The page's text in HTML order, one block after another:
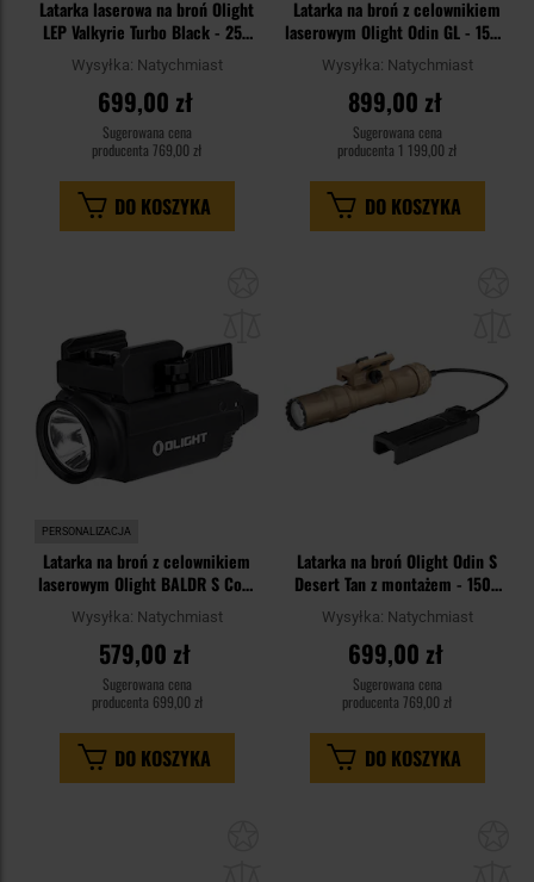
Latarka laserowa na broń Olight
LEP Valkyrie Turbo Black - 250
lumenów
Wysyłka: Natychmiast
699,00 zł
Sugerowana cena
producenta 769,00 zł
DO KOSZYKA
Latarka na broń z celownikiem
laserowym Olight Odin GL - 1500
lumenów
Wysyłka: Natychmiast
899,00 zł
Sugerowana cena
producenta 1 199,00 zł
DO KOSZYKA
PERSONALIZACJA
Latarka na broń z celownikiem
laserowym Olight BALDR S Cool
White - 800 lumenów, Blue
Laser
Wysyłka: Natychmiast
579,00 zł
Sugerowana cena
producenta 699,00 zł
DO KOSZYKA
Latarka na broń Olight Odin S
Desert Tan z montażem - 1500
lumenów
Wysyłka: Natychmiast
699,00 zł
Sugerowana cena
producenta 769,00 zł
DO KOSZYKA